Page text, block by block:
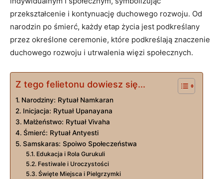
przekształcenie i kontynuację duchowego rozwoju. Od
narodzin po śmierć, każdy etap życia jest podkreślany
przez określone ceremonie, które podkreślają znaczenie
duchowego rozwoju i utrwalenia więzi społecznych.
Z tego felietonu dowiesz się...
Narodziny: Rytuał Namkaran
Inicjacja: Rytuał Upanayana
Małżeństwo: Rytuał Vivaha
Śmierć: Rytuał Antyesti
Samskaras: Spoiwo Społeczeństwa
Edukacja i Rola Gurukuli
Festiwale i Uroczystości
Święte Miejsca i Pielgrzymki